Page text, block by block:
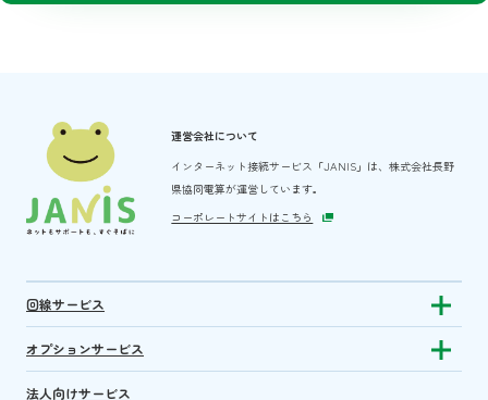
運営会社について
インターネット接続サービス「JANIS」は、株式会社長野
県協同電算が運営しています。
コーポレートサイトはこちら
回線サービス Show
オプションサービス Show
法人向けサービス